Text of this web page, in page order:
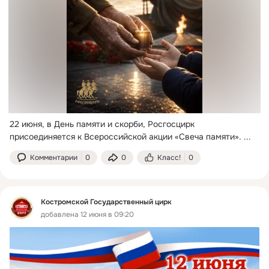
22 июня, в День памяти и скорби, Росгосцирк
присоединяется к Всероссийской акции «Свеча памяти». ...
Комментарии 0 0 Класс! 0
Костромской Государственный цирк
добавлена 12 июня в 09:20